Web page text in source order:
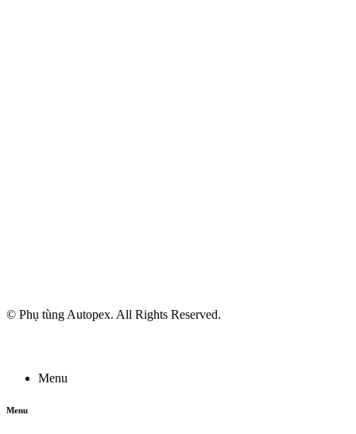
© Phụ tùng Autopex. All Rights Reserved.
Menu
Menu